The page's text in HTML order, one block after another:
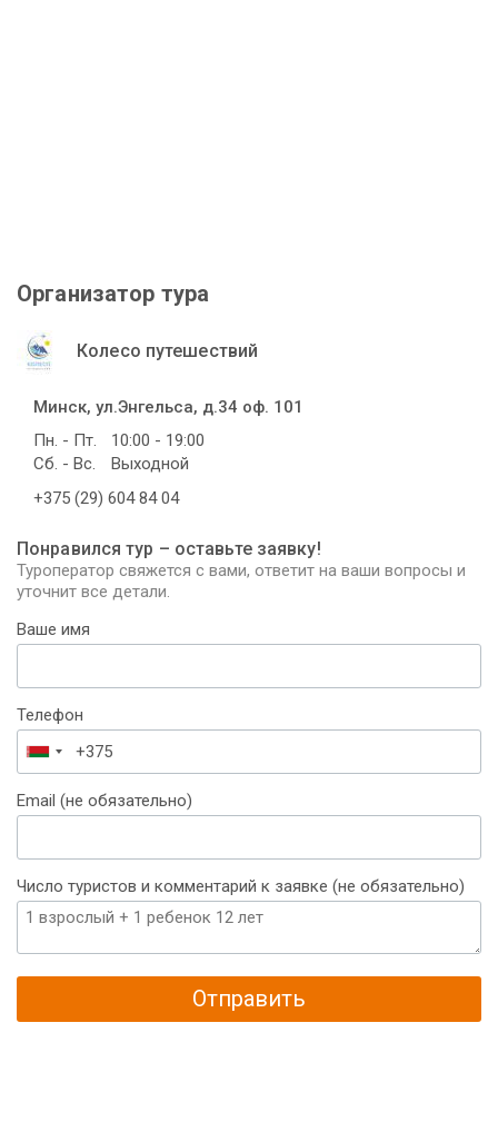
Организатор тура
Колесо путешествий
Минск, ул.Энгельса, д.34 оф. 101
Пн. - Пт.
10:00 - 19:00
Сб. - Вс.
Выходной
+375 (29) 604 84 04
Понравился тур – оставьте заявку!
Туроператор свяжется с вами, ответит на ваши вопросы и
уточнит все детали.
Ваше имя
Телефон
Беларусь
+375
Email (не обязательно)
Число туристов и комментарий к заявке (не обязательно)
Отправить